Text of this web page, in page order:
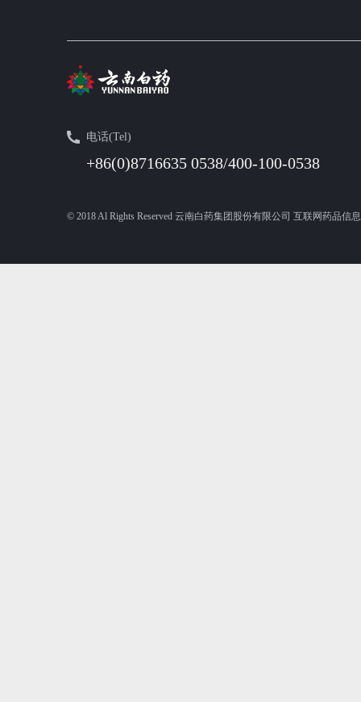
电话(Tel)
+86(0)8716635 0538/400-100-0538
© 2018 Al Rights Reserved 云南白药集团股份有限公司 互联网药品信